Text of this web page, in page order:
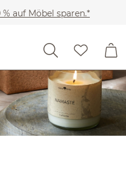
auf Möbel sparen.*